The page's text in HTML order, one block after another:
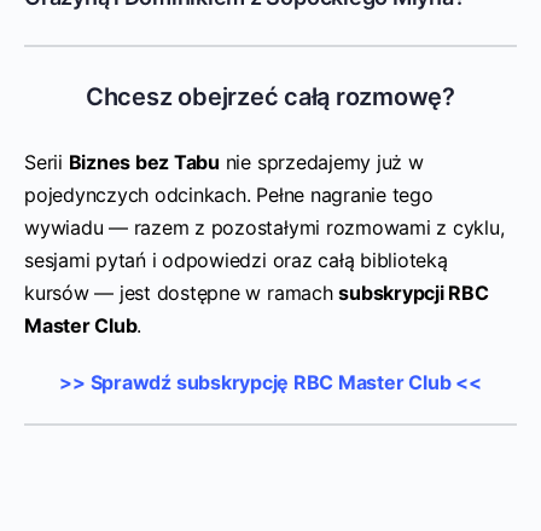
Chcesz obejrzeć całą rozmowę?
Serii Biznes bez Tabu nie sprzedajemy już w
pojedynczych odcinkach. Pełne nagranie tego
wywiadu — razem z pozostałymi rozmowami z cyklu,
sesjami pytań i odpowiedzi oraz całą biblioteką
kursów — jest dostępne w ramachsubskrypcji RBC
Master Club.
>> Sprawdź subskrypcję RBC Master Club <<